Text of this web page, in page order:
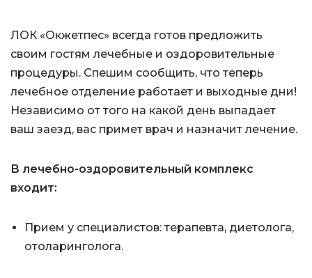
ЛОК «Окжетпес» всегда готов предложить
своим гостям лечебные и оздоровительные
процедуры. Спешим сообщить, что теперь
лечебное отделение работает и выходные дни!
Независимо от того на какой день выпадает
ваш заезд, вас примет врач и назначит лечение.
В лечебно-оздоровительный комплекс
входит:
Прием у специалистов: терапевта, диетолога,
отоларинголога.